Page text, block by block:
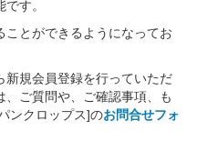
す。
ことができるようになってお
新規会員登録を行っていただ
、ご質問や、ご確認事項、も
ンクロップス]のお問合せフォ